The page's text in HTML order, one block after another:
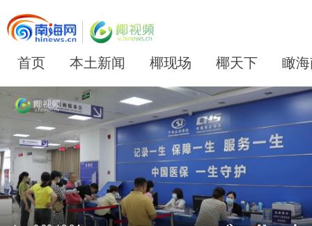
首页 本土新闻 椰现场 椰天下 瞰